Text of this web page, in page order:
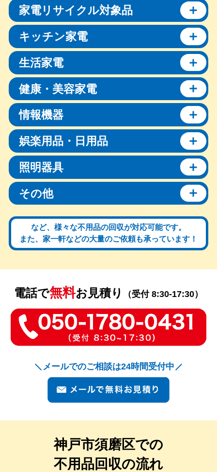
家電リサイクル対象品
キッチン家電
生活家電
健康・美容家電
情報機器
娯楽用品・日用品
照明器具
その他
など、様々な不用品の回収が対応可能です。
また、家一軒などの大量のご依頼も承っています！
電話で無料お見積り （受付 8:30-17:30）
メールでのご相談は24時間受付中
神戸市須磨区での
不用品回収の流れ